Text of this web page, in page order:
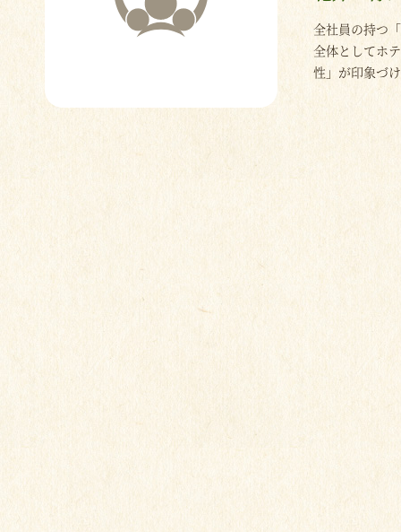
全社員の持つ
全体としてホ
性」が印象づ